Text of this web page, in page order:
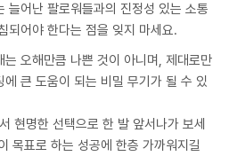
늘어난 팔로워들과의 진정성 있는 소통
되어야 한다는 점을 잊지 마세요.
오해만큼 나쁜 것이 아니며, 제대로만
큰 도움이 되는 비밀 무기가 될 수 있
현명한 선택으로 한 발 앞서나가 보세
목표로 하는 성공에 한층 가까워지길